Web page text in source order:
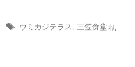
ウミカジテラス 三笠食堂雨